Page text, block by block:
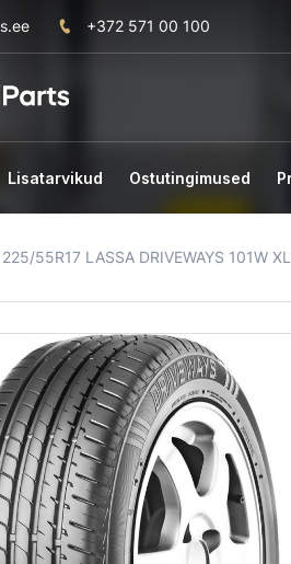
+372 571 00 100
Lisatarvikud Ostutingimused
225/55R17 LASSA DRIVEWAYS 101W